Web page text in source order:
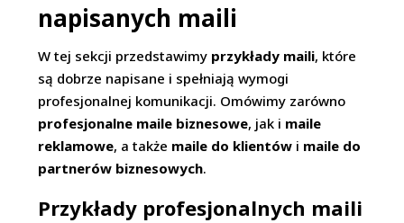
napisanych maili
W tej sekcji przedstawimy przykłady maili, które
są dobrze napisane i spełniają wymogi
profesjonalnej komunikacji. Omówimy zarówno
profesjonalne maile biznesowe, jak i maile
reklamowe, a także maile do klientów i maile do
partnerów biznesowych.
Przykłady profesjonalnych maili